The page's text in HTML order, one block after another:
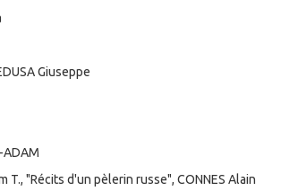
Giuseppe
ADAM
T., "Récits d'un pèlerin russe", CONNES Alain